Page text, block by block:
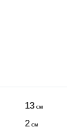
13 см
2 см